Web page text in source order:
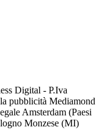
Digital - P.Iva
pubblicità Mediamond
Amsterdam (Paesi
Monzese (MI)